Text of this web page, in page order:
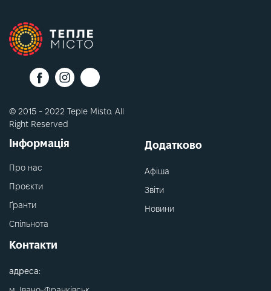
© 2015 - 2022 Teple Misto. All
Right Reserved
Інформація
Про нас
Проєкти
Ґранти
Спільнота
Додатково
Афіша
Звіти
Новини
Контакти
адреса: